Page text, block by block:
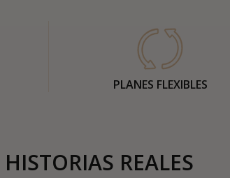
PLANES FLEXIBLES
REALES